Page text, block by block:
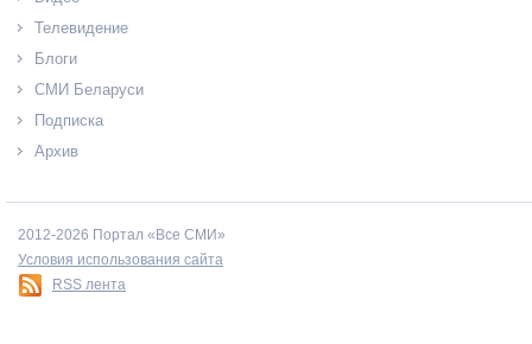
Телевидение
Блоги
СМИ Беларуси
Подписка
Архив
2012-2026 Портал «Все СМИ»
Условия использования сайта
RSS лента